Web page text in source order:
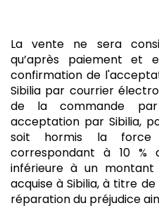
La vente ne sera
qu’après paiement et
confirmation de
Sibilia par courrier
de la commande
acceptation par Sibilia,
soit hormis la force
correspondant à 10
inférieure à un
acquise à Sibilia, à titre
réparation du préjudice